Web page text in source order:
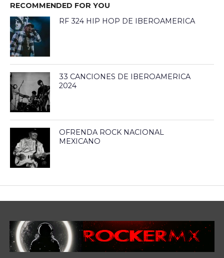
RECOMMENDED FOR YOU
RF 324 HIP HOP DE IBEROAMERICA
33 CANCIONES DE IBEROAMERICA
2024
OFRENDA ROCK NACIONAL
MEXICANO